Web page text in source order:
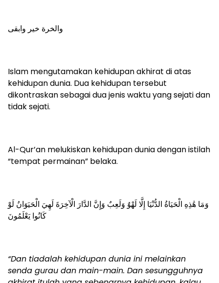
والخرة خير وابقى
Islam mengutamakan kehidupan akhirat di atas
kehidupan dunia. Dua kehidupan tersebut
dikontraskan sebagai dua jenis waktu yang sejati dan
tidak sejati.
Al-Qur’an melukiskan kehidupan dunia dengan istilah
“tempat permainan” belaka.
وَمَا هَٰذِهِ الْحَيَاةُ الدُّنْيَا إِلَّا لَهْوٌ وَلَعِبٌ وَإِنَّ الدَّارَ الْآخِرَةَ لَهِيَ الْحَيَوَانُ لَوْ
كَانُوا يَعْلَمُونَ
“Dan tiadalah kehidupan dunia ini melainkan
senda gurau dan main-main. Dan sesungguhnya